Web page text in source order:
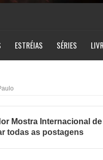
ESTRÉIAS SÉRIES
Mostra Internacional
todas as postagens